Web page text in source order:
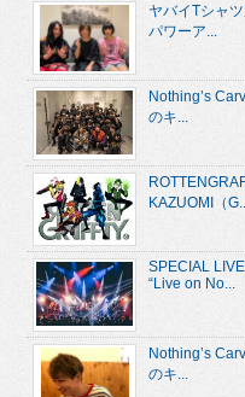
ヤバイTシャ
パワーア...
Nothing’s
のキ...
KAZUOMI（G....
SPECIAL
“Live on No...
Nothing’s
のキ...